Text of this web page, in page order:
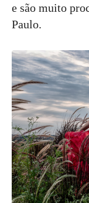
e são muito
Paulo.